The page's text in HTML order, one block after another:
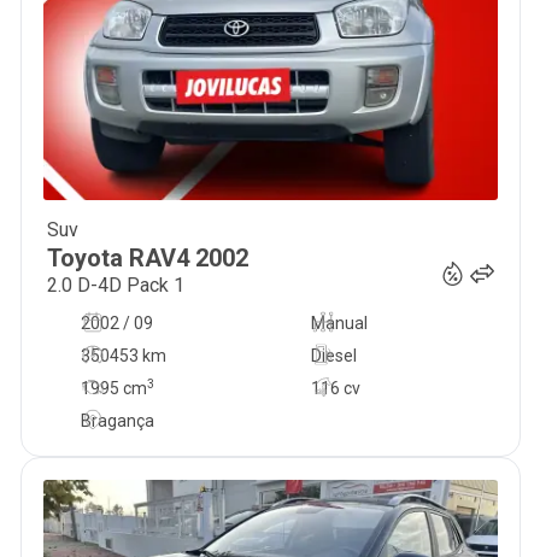
Suv
Toyota RAV4 2002
2.0 D-4D Pack 1
2002 / 09
Manual
350453 km
116 cv
Diesel
1995 cm3
Bragança